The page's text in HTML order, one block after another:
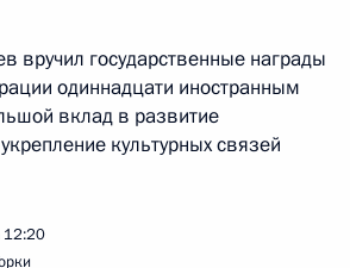
вручил государственные награды
одиннадцати иностранным
вклад в развитие
культурных связей
12:20